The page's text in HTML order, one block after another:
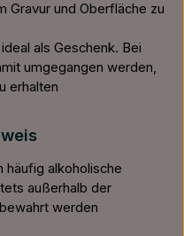
Gravur und Oberfläche zu
als Geschenk. Bei
umgegangen werden,
erhalten
häufig alkoholische
außerhalb der
werden